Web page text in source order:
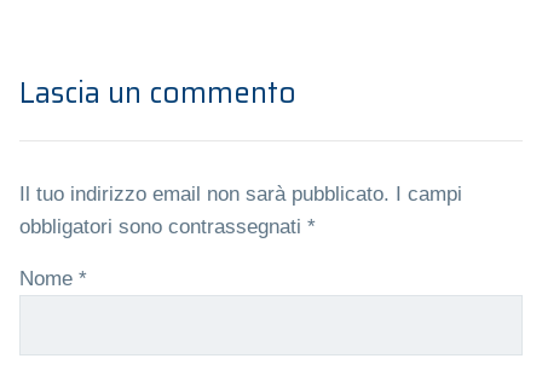
Lascia un commento
Il tuo indirizzo email non sarà pubblicato.
I campi
obbligatori sono contrassegnati *
Nome *